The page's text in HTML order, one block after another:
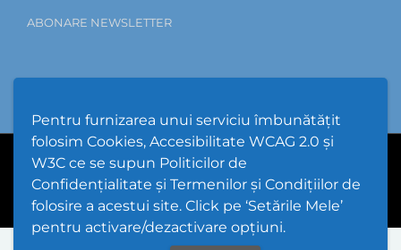
Pentru furnizarea unui serviciu îmbunătățit
folosim Cookies, Accesibilitate WCAG 2.0 și
W3C ce se supun Politicilor de
Confidențialitate și Termenilor și Condițiilor de
folosire a acestui site. Click pe ‘Setările Mele’
pentru activare/dezactivare opțiuni.
ABONARE NEWSLETTER
Hartă Website